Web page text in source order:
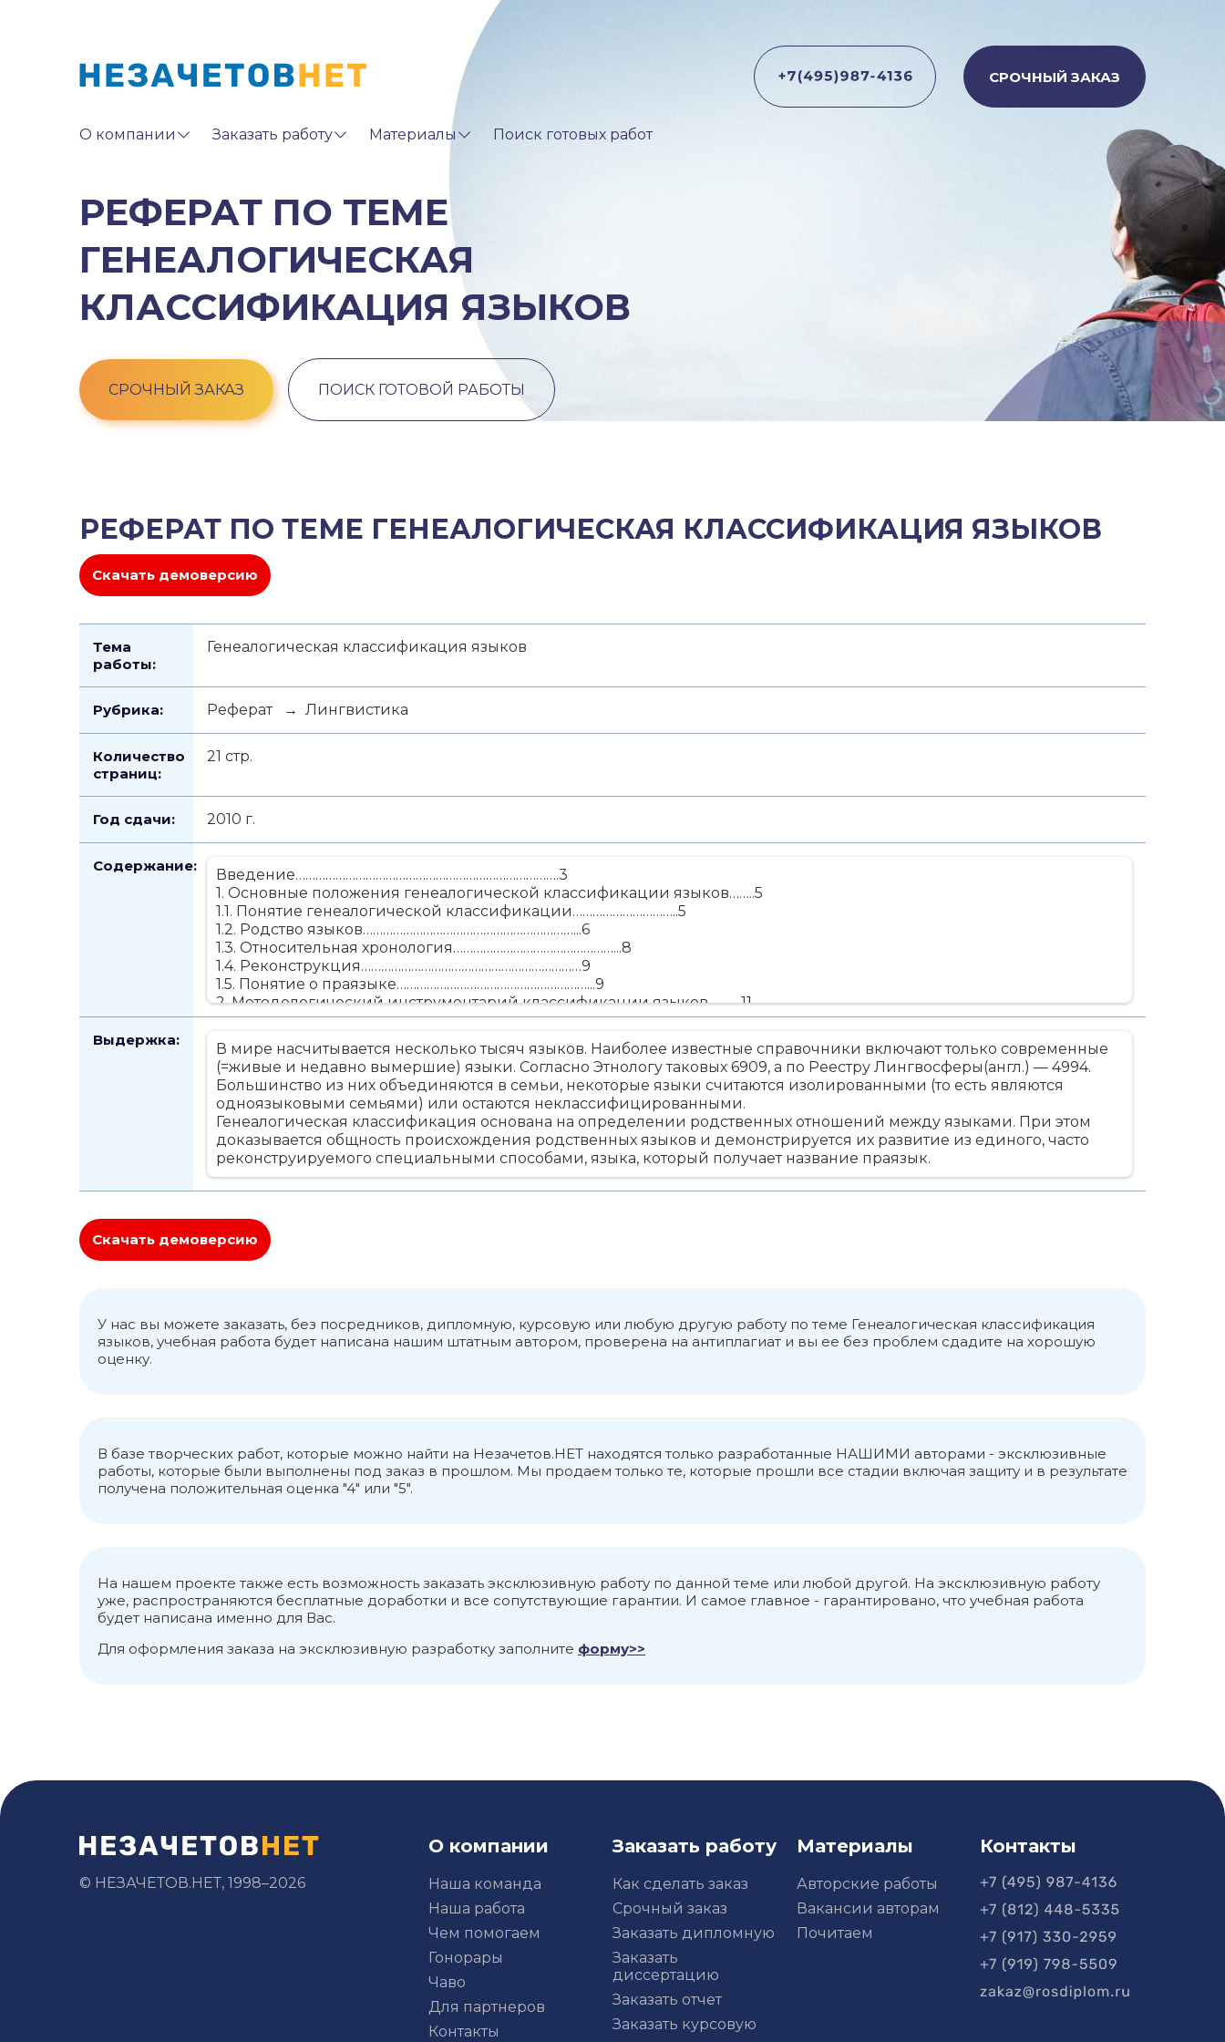
СРОЧНЫЙ ЗАКАЗ
О компании Заказать работу Материалы Поиск готовых работ
РЕФЕРАТ ПО ТЕМЕ
ГЕНЕАЛОГИЧЕСКАЯ
КЛАССИФИКАЦИЯ ЯЗЫКОВ
СРОЧНЫЙ ЗАКАЗ ПОИСК ГОТОВОЙ РАБОТЫ
РЕФЕРАТ ПО ТЕМЕ ГЕНЕАЛОГИЧЕСКАЯ КЛАССИФИКАЦИЯ ЯЗЫКОВ
Скачать демоверсию
Тема
работы:
Генеалогическая классификация языков
Рубрика: Реферат → Лингвистика
Количество
страниц:
21 стр.
Год сдачи: 2010 г.
Содержание:
Введение…………………………………………………………………….3
1. Основные положения генеалогической классификации языков……..5
1.1. Понятие генеалогической классификации…………………………..5
1.2. Родство языков………………………………………………………...6
1.3. Относительная хронология…………………………………………...8
1.4. Реконструкция…………………………………………………………9
1.5. Понятие о праязыке…………………………………………………...9
2. Методологический инструментарий классификации языков……….11
2.1. Уровни классификации………………………………………………11
2.2. Разграничение классификационных уровней………………………13
2.3. Метод глоттохронологии…………………………………………….15
2.4. Генеалогическое древо………………………………………………19
Заключение………………………………………………………………..20
Список литературы……………………………………………………….22
Выдержка:
В мире насчитывается несколько тысяч языков. Наиболее известные справочники включают только современные
(=живые и недавно вымершие) языки. Согласно Этнологу таковых 6909, а по Реестру Лингвосферы(англ.) — 4994.
Большинство из них объединяются в семьи, некоторые языки считаются изолированными (то есть являются
одноязыковыми семьями) или остаются неклассифицированными.
Генеалогическая классификация основана на определении родственных отношений между языками. При этом
доказывается общность происхождения родственных языков и демонстрируется их развитие из единого, часто
реконструируемого специальными способами, языка, который получает название праязык.
Скачать демоверсию
У нас вы можете заказать, без посредников, дипломную, курсовую или любую другую работу по теме Генеалогическая классификация
языков, учебная работа будет написана нашим штатным автором, проверена на антиплагиат и вы ее без проблем сдадите на хорошую
оценку.
В базе творческих работ, которые можно найти на Незачетов.НЕТ находятся только разработанные НАШИМИ авторами - эксклюзивные
работы, которые были выполнены под заказ в прошлом. Мы продаем только те, которые прошли все стадии включая защиту и в результате
получена положительная оценка "4" или "5".
На нашем проекте также есть возможность заказать эксклюзивную работу по данной теме или любой другой. На эксклюзивную работу
уже, распространяются бесплатные доработки и все сопутствующие гарантии. И самое главное - гарантировано, что учебная работа
будет написана именно для Вас.
Для оформления заказа на эксклюзивную разработку заполните форму>>
© НЕЗАЧЕТОВ.НЕТ, 1998–2026
О компании
Наша команда
Наша работа
Чем помогаем
Гонорары
Чаво
Для партнеров
Контакты
Заказать работу
Как сделать заказ
Срочный заказ
Заказать дипломную
Заказать
диссертацию
Заказать отчет
Заказать курсовую
Материалы
Авторские работы
Вакансии авторам
Почитаем
Контакты